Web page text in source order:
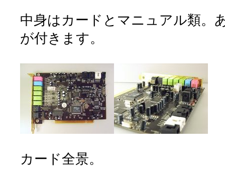
中身はカードとマニュアル類。
が付きます。
カード全景。